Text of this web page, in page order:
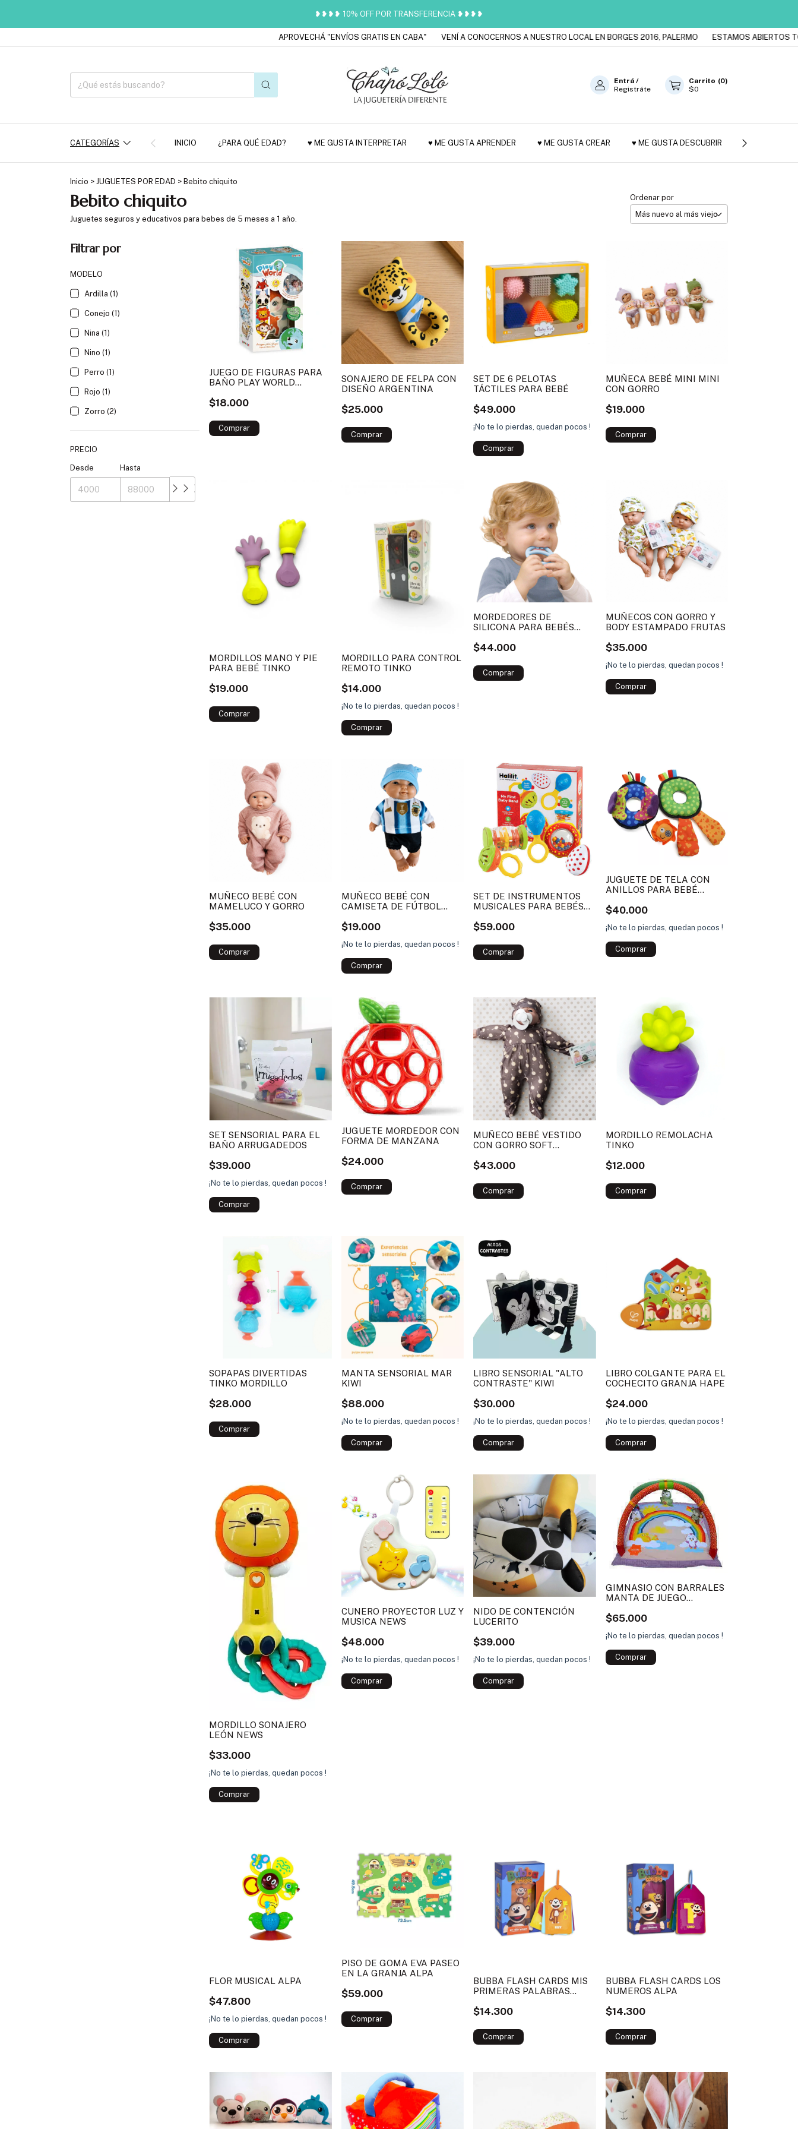
❥❥❥❥ 10% OFF POR TRANSFERENCIA ❥❥❥❥
APROVECHÁ "ENVÍOS GRATIS EN CABA" VENÍ A CONOCERNOS A NUESTRO LOCAL EN BORGES 2016, PALERMO ESTAMOS ABIERTOS TODOS
Entrá /
Registráte
Carrito (0)
$0
CATEGORÍAS INICIO ¿PARA QUÉ EDAD? ♥ ME GUSTA INTERPRETAR ♥ ME GUSTA APRENDER ♥ ME GUSTA CREAR ♥ ME GUSTA DESCUBRIR JUGUETES DE
Inicio > JUGUETES POR EDAD > Bebito chiquito
Bebito chiquito
Juguetes seguros y educativos para bebes de 5 meses a 1 año.
Ordenar por
Filtrar por
MODELO
Ardilla (1)
Conejo (1)
Nina (1)
Nino (1)
Perro (1)
Rojo (1)
Zorro (2)
PRECIO
Desde Hasta
JUEGO DE FIGURAS PARA
BAÑO PLAY WORLD
$18.000
SONAJERO DE FELPA CON
DISEÑO ARGENTINA
$25.000
SET DE 6 PELOTAS
TÁCTILES PARA BEBÉ
$49.000
¡No te lo pierdas, quedan pocos !
MUÑECA BEBÉ MINI MINI
CON GORRO
$19.000
MORDILLOS MANO Y PIE
PARA BEBÉ TINKO
$19.000
MORDILLO PARA CONTROL
REMOTO TINKO
$14.000
¡No te lo pierdas, quedan pocos !
MORDEDORES DE
SILICONA PARA BEBÉS
$44.000
MUÑECOS CON GORRO Y
BODY ESTAMPADO FRUTAS
$35.000
¡No te lo pierdas, quedan pocos !
MUÑECO BEBÉ CON
MAMELUCO Y GORRO
$35.000
MUÑECO BEBÉ CON
CAMISETA DE FÚTBOL
ARGENTINA
$19.000
¡No te lo pierdas, quedan pocos !
SET DE INSTRUMENTOS
MUSICALES PARA BEBÉS
$59.000
JUGUETE DE TELA CON
ANILLOS PARA BEBÉ
POPURRINCHE
$40.000
¡No te lo pierdas, quedan pocos !
SET SENSORIAL PARA EL
BAÑO ARRUGADEDOS
$39.000
¡No te lo pierdas, quedan pocos !
JUGUETE MORDEDOR CON
FORMA DE MANZANA
$24.000
MUÑECO BEBÉ VESTIDO
CON GORRO SOFT
$43.000
Comprar
MORDILLO REMOLACHA
TINKO
$12.000
SOPAPAS DIVERTIDAS
TINKO MORDILLO
$28.000
MANTA SENSORIAL MAR
KIWI
$88.000
¡No te lo pierdas, quedan pocos !
LIBRO SENSORIAL "ALTO
CONTRASTE" KIWI
$30.000
¡No te lo pierdas, quedan pocos !
LIBRO COLGANTE PARA EL
COCHECITO GRANJA HAPE
$24.000
¡No te lo pierdas, quedan pocos !
MORDILLO SONAJERO
LEÓN NEWS
$33.000
¡No te lo pierdas, quedan pocos !
CUNERO PROYECTOR LUZ Y
MUSICA NEWS
$48.000
¡No te lo pierdas, quedan pocos !
NIDO DE CONTENCIÓN
LUCERITO
$39.000
¡No te lo pierdas, quedan pocos !
Comprar
GIMNASIO CON BARRALES
MANTA DE JUEGO
$65.000
¡No te lo pierdas, quedan pocos !
FLOR MUSICAL ALPA
$47.800
¡No te lo pierdas, quedan pocos !
PISO DE GOMA EVA PASEO
EN LA GRANJA ALPA
$59.000
BUBBA FLASH CARDS MIS
PRIMERAS PALABRAS
$14.300
BUBBA FLASH CARDS LOS
NUMEROS ALPA
$14.300